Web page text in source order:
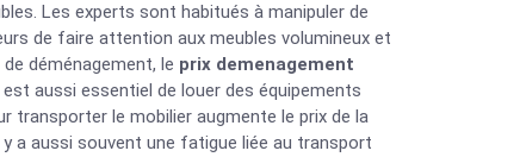
Les experts sont habitués à manipuler de
de faire attention aux meubles volumineux et
déménagement, le prix demenagement
aussi essentiel de louer des équipements
transporter le mobilier augmente le prix de la
a aussi souvent une fatigue liée au transport